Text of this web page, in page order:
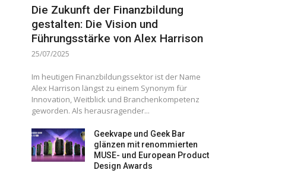
Die Zukunft der Finanzbildung
gestalten: Die Vision und
Führungsstärke von Alex Harrison
25/07/2025
Im heutigen Finanzbildungssektor ist der Name
Alex Harrison längst zu einem Synonym für
Innovation, Weitblick und Branchenkompetenz
geworden. Als herausragender...
Geekvape und Geek Bar
glänzen mit renommierten
MUSE- und European Product
Design Awards